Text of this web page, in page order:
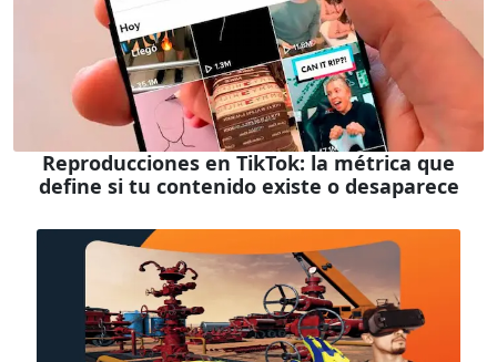
Reproducciones en TikTok: la métrica que
define si tu contenido existe o desaparece